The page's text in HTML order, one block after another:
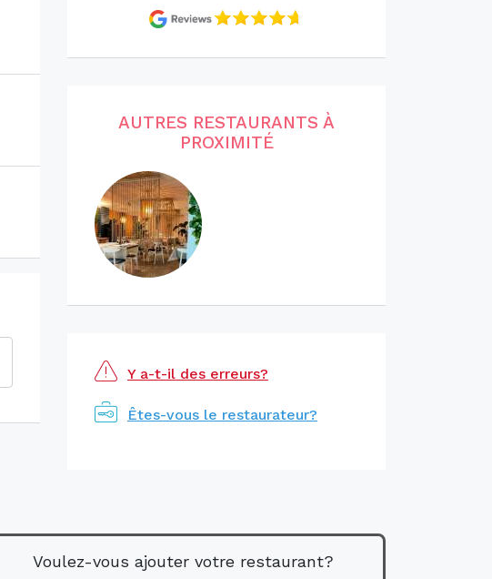
AUTRES RESTAURANTS À
PROXIMITÉ
Y a-t-il des erreurs?
Êtes-vous le restaurateur?
Voulez-vous ajouter votre restaurant?